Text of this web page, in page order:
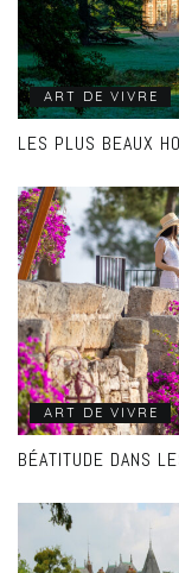
ART DE VIVRE
LES PLUS BEAUX
ART DE VIVRE
BÉATITUDE DANS